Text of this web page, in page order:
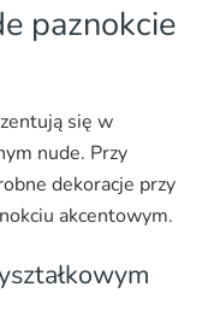
paznokcie
się w
nude. Przy
dekoracje przy
akcentowym.